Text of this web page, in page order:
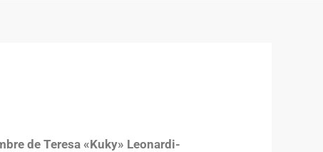
de Teresa «Kuky» Leonardi-